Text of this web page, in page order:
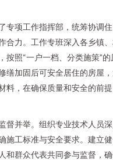
专项工作指挥部，统筹协调住
合力。工作专班深入各乡镇
按照“一户一档、分类施策”的
缮加固后可安全居住的房屋
料，在确保质量和安全的前提
督并举。组织专业技术人员
施工标准与安全要求。建立
和群众代表共同参与监督，